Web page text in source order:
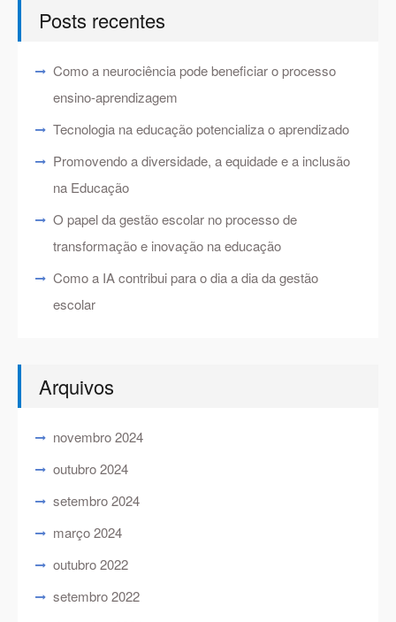
Posts recentes
Como a neurociência pode beneficiar o processo
ensino-aprendizagem
Tecnologia na educação potencializa o aprendizado
Promovendo a diversidade, a equidade e a inclusão
na Educação
O papel da gestão escolar no processo de
transformação e inovação na educação
Como a IA contribui para o dia a dia da gestão
escolar
Arquivos
novembro 2024
outubro 2024
setembro 2024
março 2024
outubro 2022
setembro 2022